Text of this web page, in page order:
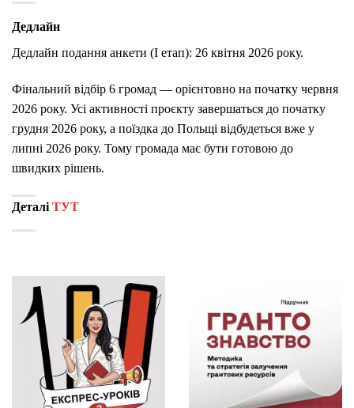
Дедлайн
Дедлайн подання анкети (І етап): 26 квітня 2026 року.
Фінальний відбір 6 громад — орієнтовно на початку червня
2026 року. Усі активності проєкту завершаться до початку
грудня 2026 року, а поїздка до Польщі відбудеться вже у
липні 2026 року. Тому громада має бути готовою до
швидких рішень.
Деталі ТУТ